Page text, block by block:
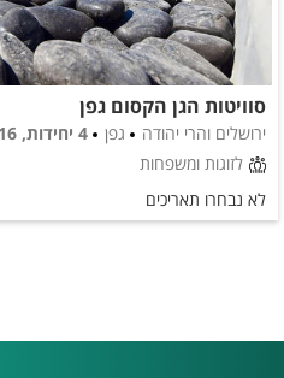
סוויטות הגן הקסום גפן
ירושלים והרי יהודה גפן
4 יחידות, 16 חדרים
לזוגות ומשפחות
לא נבחרו תאריכים